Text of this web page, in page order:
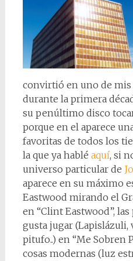
convirtió en uno de
durante la primera
su penúltimo disco
porque en el aparece
favoritas de todos los
la que ya hablé aquí, si
universo particular de
aparece en su máximo
Eastwood mirando el
en “Clint Eastwood”,
gusta jugar (Lapislázuli,
pitufo..) en “Me Sobren
cosas modernas (luz